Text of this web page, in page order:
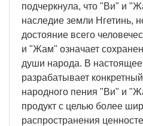
подчеркнула, что "Ви" и
наследие земли Нгетинь,
достояние всего
и "Жам" означает
души народа. В
разрабатывает
народного пения "Ви" и
продукт с целью более
распространения